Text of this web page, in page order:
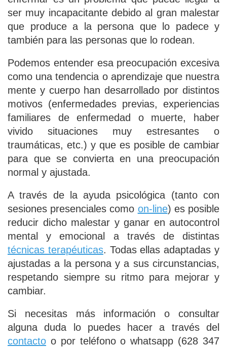
ser muy incapacitante debido al gran malestar
que produce a la persona que lo padece y
también para las personas que lo rodean.
Podemos entender esa preocupación excesiva
como una tendencia o aprendizaje que nuestra
mente y cuerpo han desarrollado por distintos
motivos (enfermedades previas, experiencias
familiares de enfermedad o muerte, haber
vivido situaciones muy estresantes o
traumáticas, etc.) y que es posible de cambiar
para que se convierta en una preocupación
normal y ajustada.
A través de la ayuda psicológica (tanto con
sesiones presenciales como on-line) es posible
reducir dicho malestar y ganar en autocontrol
mental y emocional a través de distintas
técnicas terapéuticas. Todas ellas adaptadas y
ajustadas a la persona y a sus circunstancias,
respetando siempre su ritmo para mejorar y
cambiar.
Si necesitas más información o consultar
alguna duda lo puedes hacer a través del
contacto o por teléfono o whatsapp (628 347